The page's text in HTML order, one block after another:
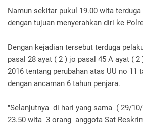
Namun sekitar pukul 19.00 wita
dengan tujuan menyerahkan diri ke
Dengan kejadian tersebut terduga
pasal 28 ayat ( 2 ) jo pasal 45 A ayat ( 2
2016 tentang perubahan atas UU no 11
dengan ancaman 6 tahun penjara.
"Selanjutnya di hari yang sama ( 29/
23.50 wita 3 orang anggota Sat